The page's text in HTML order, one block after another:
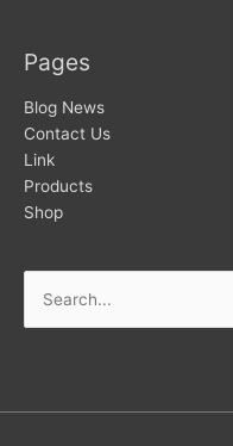
Pages
Blog News
Contact Us
Link
Products
Shop